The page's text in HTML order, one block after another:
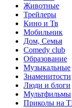
Животные
Трейлеры
Кино и Тв
Мобильник
Дом, Семья
Comedy club
Образование
Музыкальные
Знаменитости
Люди и блоги
Мультфильмы
Приколы на